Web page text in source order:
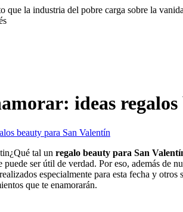
que la industria del pobre carga sobre la
ideas
beauty para San Valentín
¿Qué tal un regalo beauty para San
ser útil de verdad. Por eso, además de
especialmente para esta fecha y
que te enamorarán.